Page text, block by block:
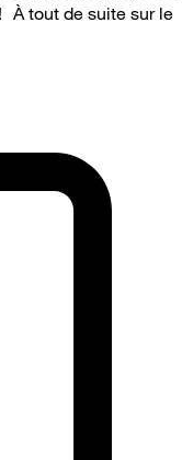
À tout de suite sur le